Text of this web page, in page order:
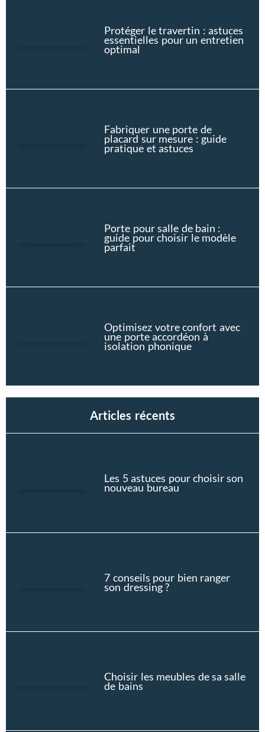
Protéger le travertin : astuces
essentielles pour un entretien
optimal
Fabriquer une porte de
placard sur mesure : guide
pratique et astuces
Porte pour salle de bain :
guide pour choisir le modèle
parfait
Optimisez votre confort avec
une porte accordéon à
isolation phonique
Articles récents
Les 5 astuces pour choisir son
nouveau bureau
7 conseils pour bien ranger
son dressing ?
Choisir les meubles de sa salle
de bains